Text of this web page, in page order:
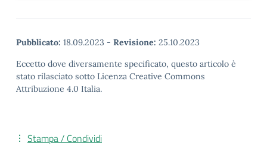
Pubblicato: 18.09.2023 - Revisione: 25.10.2023
Eccetto dove diversamente specificato, questo articolo è
stato rilasciato sotto Licenza Creative Commons
Attribuzione 4.0 Italia.
Stampa / Condividi